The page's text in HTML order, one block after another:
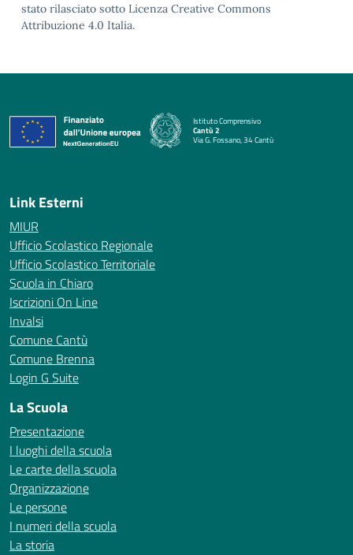
stato rilasciato sotto Licenza Creative Commons
Attribuzione 4.0 Italia.
Istituto Comprensivo
Cantù 2
Via G. Fossano, 34 Cantù
— Visita la pagina iniziale della scuola
Link Esterni
MIUR
Ufficio Scolastico Regionale
Ufficio Scolastico Territoriale
Scuola in Chiaro
Iscrizioni On Line
Invalsi
Comune Cantù
Comune Brenna
Login G Suite
La Scuola
Presentazione
I luoghi della scuola
Le carte della scuola
Organizzazione
Le persone
I numeri della scuola
La storia